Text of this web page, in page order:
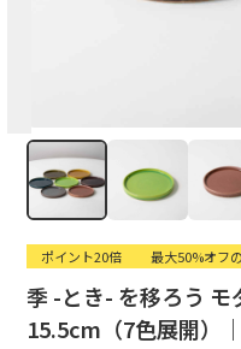
ポイント20倍 最大50%オフ
季 -とき- を移ろう モ
15.5cm（7色展開）